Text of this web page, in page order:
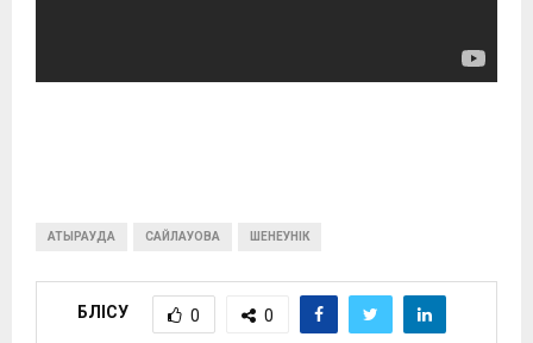
АТЫРАУДА САЙЛАУОВА ШЕНЕУНІК
БӨЛІСУ 0 0